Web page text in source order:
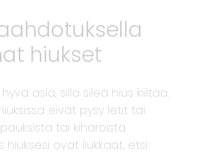
hiukset
asia, sillä sileä hius kiiltää.
eivät pysy letit tai
tai kiharoista
ovat liukkaat, etsi